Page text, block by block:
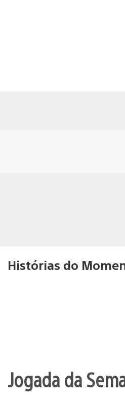
Histórias do
Jogada da